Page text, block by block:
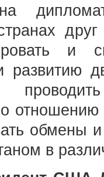
и
развитию
обмены
в